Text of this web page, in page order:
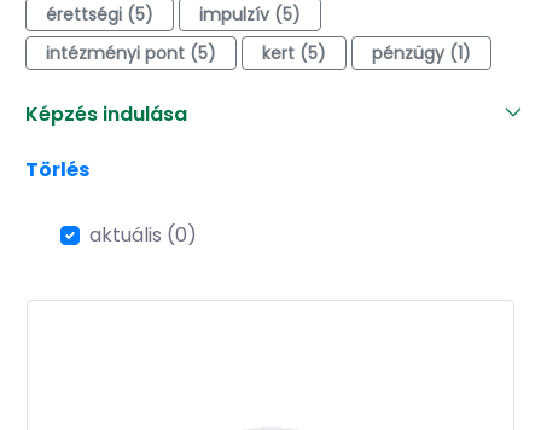
érettségi (5)
impulzív (5)
intézményi pont (5)
kert (5) pénzügy (1)
Képzés indulása
Törlés
aktuális (0)